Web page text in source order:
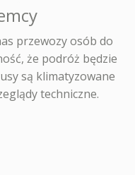
przewozy osób do
że podróż będzie
są klimatyzowane
techniczne.